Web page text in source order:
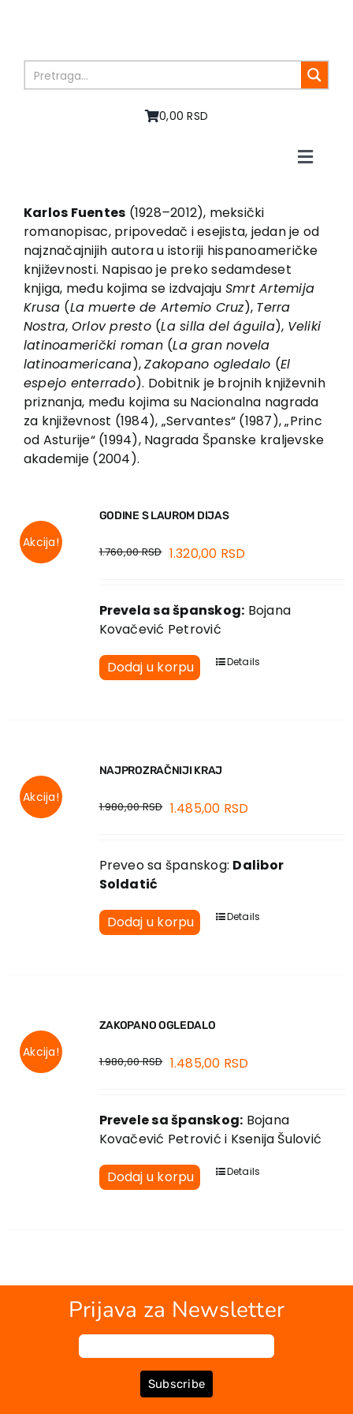
0,00 RSD
Toggle
O nama
Knjige
U pripremi
Akcija
Autori
Vesti
EU PROJEKTI
Kontakt
Karlos Fuentes (1928–2012), meksički
romanopisac, pripovedač i esejista, jedan je od
najznačajnijih autora u istoriji hispanoameričke
književnosti. Napisao je preko sedamdeset
knjiga, među kojima se izdvajaju Smrt Artemija
Krusa (La muerte de Artemio Cruz), Terra
Nostra, Orlov presto (La silla del águila), Veliki
latinoamerički roman (La gran novela
latinoamericana),Zakopano ogledalo (El
espejo enterrado). Dobitnik je brojnih književnih
priznanja, među kojima su Nacionalna nagrada
za književnost (1984), „Servantes“ (1987), „Princ
od Asturije“ (1994), Nagrada Španske kraljevske
akademije (2004).
Akcija!
GODINE S LAUROM DIJAS
1.760,00RSD 1.320,00 RSD
Prevela sa španskog: Bojana
Kovačević Petrović
Dodaj u korpu Details
Akcija!
NAJPROZRAČNIJI KRAJ
1.980,00RSD 1.485,00 RSD
Preveo sa španskog: Dalibor
Soldatić
Dodaj u korpu Details
Akcija!
ZAKOPANO OGLEDALO
1.980,00RSD 1.485,00 RSD
Prevele sa španskog: Bojana
Kovačević Petrović i Ksenija Šulović
Dodaj u korpu Details
Prijava za Newsletter
Subscribe